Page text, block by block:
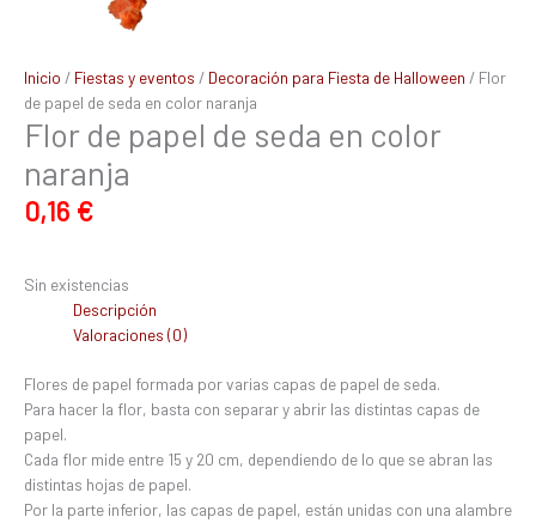
Inicio / Fiestas y eventos / Decoración para Fiesta de Halloween / Flor
de papel de seda en color naranja
Flor de papel de seda en color
naranja
0,16 €
Sin existencias
Descripción
Valoraciones (0)
Flores de papel formada por varias capas de papel de seda.
Para hacer la flor, basta con separar y abrir las distintas capas de
papel.
Cada flor mide entre 15 y 20 cm, dependiendo de lo que se abran las
distintas hojas de papel.
Por la parte inferior, las capas de papel, están unidas con una alambre